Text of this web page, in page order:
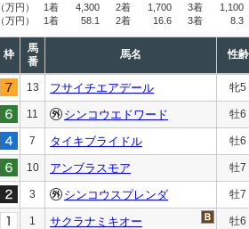
（万円） 1着 4,300 2着 1,700 3着
1,100
（万円） 1着 58.1 2着 16.6 3着 8.3
枠
馬
番
馬名 性齢
13 フサイチエアデール 牝5
11 シンコウエドワード 牡6
7 タイキブライドル 牡6
10 アンブラスモア 牡7
3 シンコウスプレンダ 牡7
1 サクラナミキオー 牡6